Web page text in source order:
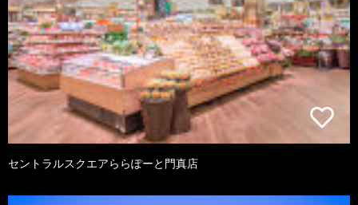
セントラルスクエアららぽーと門真店